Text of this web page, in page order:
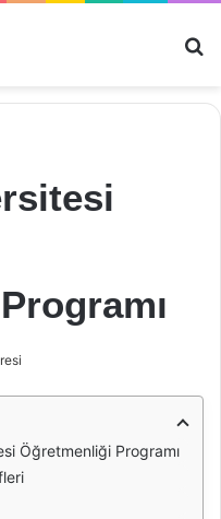
Öğretmenliği Programı